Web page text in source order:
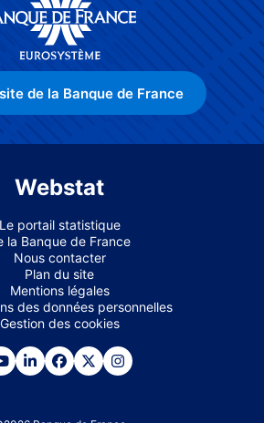
de la Banque de France
Webstat
Le portail statistique
la Banque de France
Nous contacter
Plan du site
Mentions légales
des données personnelles
Gestion des cookies